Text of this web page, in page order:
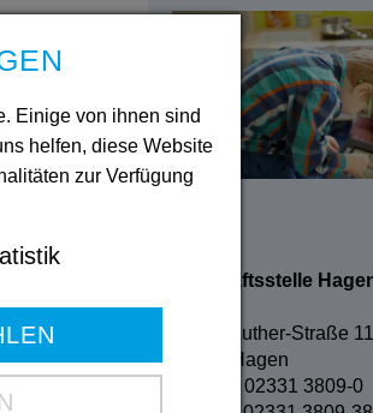
im
und
(links)
Nicolai
Geschäftsstelle
Martin-Luther-Straße 11
58095 Hagen
Telefon: 02331 3809-0
Einige von ihnen sind
helfen, diese Website
zur Verfügung